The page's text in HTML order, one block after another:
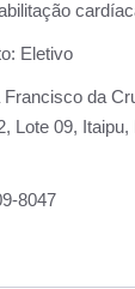
Eletivo
Francisco da
Lote 09,
8047